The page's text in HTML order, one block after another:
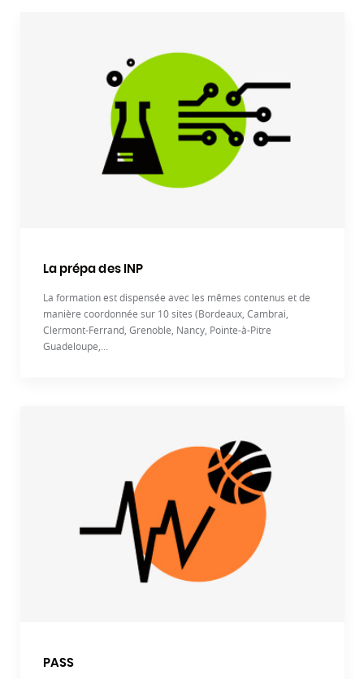
La prépa des INP
La formation est dispensée avec les mêmes contenus et de
manière coordonnée sur 10 sites (Bordeaux, Cambrai,
Clermont-Ferrand, Grenoble, Nancy, Pointe-à-Pitre
Guadeloupe,...
PASS